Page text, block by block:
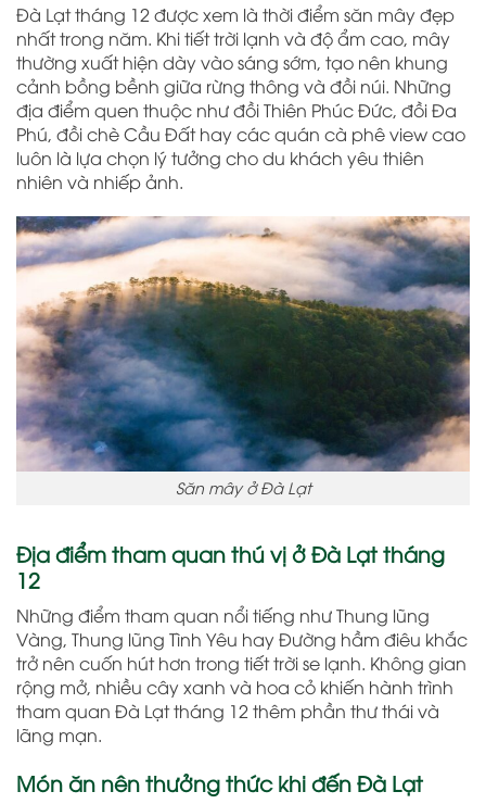
Đà Lạt tháng 12 được xem là thời điểm săn mây đẹp
nhất trong năm. Khi tiết trời lạnh và độ ẩm cao, mây
thường xuất hiện dày vào sáng sớm, tạo nên khung
cảnh bồng bềnh giữa rừng thông và đồi núi. Những
địa điểm quen thuộc như đồi Thiên Phúc Đức, đồi Đa
Phú, đồi chè Cầu Đất hay các quán cà phê view cao
luôn là lựa chọn lý tưởng cho du khách yêu thiên
nhiên và nhiếp ảnh.
Săn mây ở Đà Lạt
Địa điểm tham quan thú vị ở Đà Lạt tháng
12
Những điểm tham quan nổi tiếng như Thung lũng
Vàng, Thung lũng Tình Yêu hay Đường hầm điêu khắc
trở nên cuốn hút hơn trong tiết trời se lạnh. Không gian
rộng mở, nhiều cây xanh và hoa cỏ khiến hành trình
tham quan Đà Lạt tháng 12 thêm phần thư thái và
lãng mạn.
Món ăn nên thưởng thức khi đến Đà Lạt